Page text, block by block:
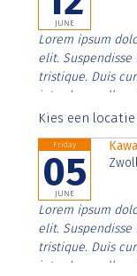
JUNE
Lorem ipsum
elit.
tristique. Duis
interdum nulla,
Aenean
Kies een
Friday
05
JUNE
Lorem ipsum
elit.
tristique. Duis
interdum nulla,